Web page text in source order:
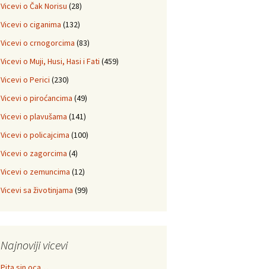
Vicevi o Čak Norisu (28)
Vicevi o ciganima (132)
Vicevi o crnogorcima (83)
Vicevi o Muji, Husi, Hasi i Fati (459)
Vicevi o Perici (230)
Vicevi o piroćancima (49)
Vicevi o plavušama (141)
Vicevi o policajcima (100)
Vicevi o zagorcima (4)
Vicevi o zemuncima (12)
Vicevi sa životinjama (99)
Najnoviji vicevi